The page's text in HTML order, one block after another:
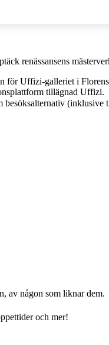
renässansens
för Uffizi-galleriet i Florens
tillägnad Uffizi.
av någon som liknar dem.
och mer!